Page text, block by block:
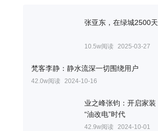
张亚东，在绿城2500天
10.5w阅读 2025-03-27
梵客李静：静水流深一切围绕用户
42.0w阅读 2024-10-16
业之峰张钧：开启家装
“油改电”时代
42.9w阅读 2024-10-01